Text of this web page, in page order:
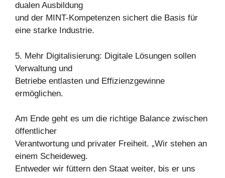
dualen Ausbildung
und der MINT-Kompetenzen sichert die Basis für
eine starke Industrie.
5. Mehr Digitalisierung: Digitale Lösungen sollen
Verwaltung und
Betriebe entlasten und Effizienzgewinne
ermöglichen.
Am Ende geht es um die richtige Balance zwischen
öffentlicher
Verantwortung und privater Freiheit. „Wir stehen an
einem Scheideweg.
Entweder wir füttern den Staat weiter, bis er uns